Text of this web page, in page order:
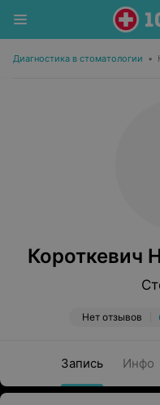
Диагностика в стоматологии •
Короткевич
Нет отзывов
Запись Инфо